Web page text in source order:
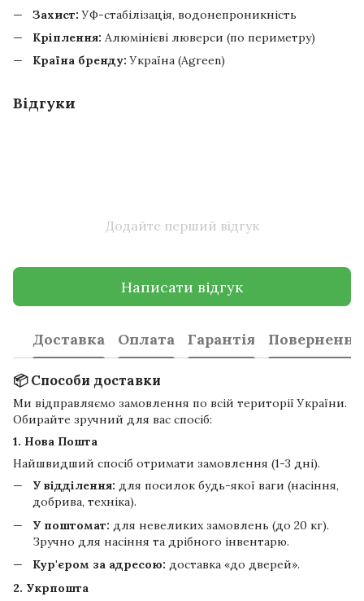
Захист: УФ-стабілізація, водонепроникність
Кріплення: Алюмінієві люверси (по периметру)
Країна бренду: Україна (Agreen)
Відгуки
Додайте перший відгук
Написати відгук
Доставка Оплата Гарантія Повернення
📦 Способи доставки
Ми відправляємо замовлення по всій території України.
Обирайте зручний для вас спосіб:
1. Нова Пошта
Найшвидший спосіб отримати замовлення (1-3 дні).
У відділення: для посилок будь-якої ваги (насіння,
добрива, техніка).
У поштомат: для невеликих замовлень (до 20 кг).
Зручно для насіння та дрібного інвентарю.
Кур'єром за адресою: доставка «до дверей».
2. Укрпошта